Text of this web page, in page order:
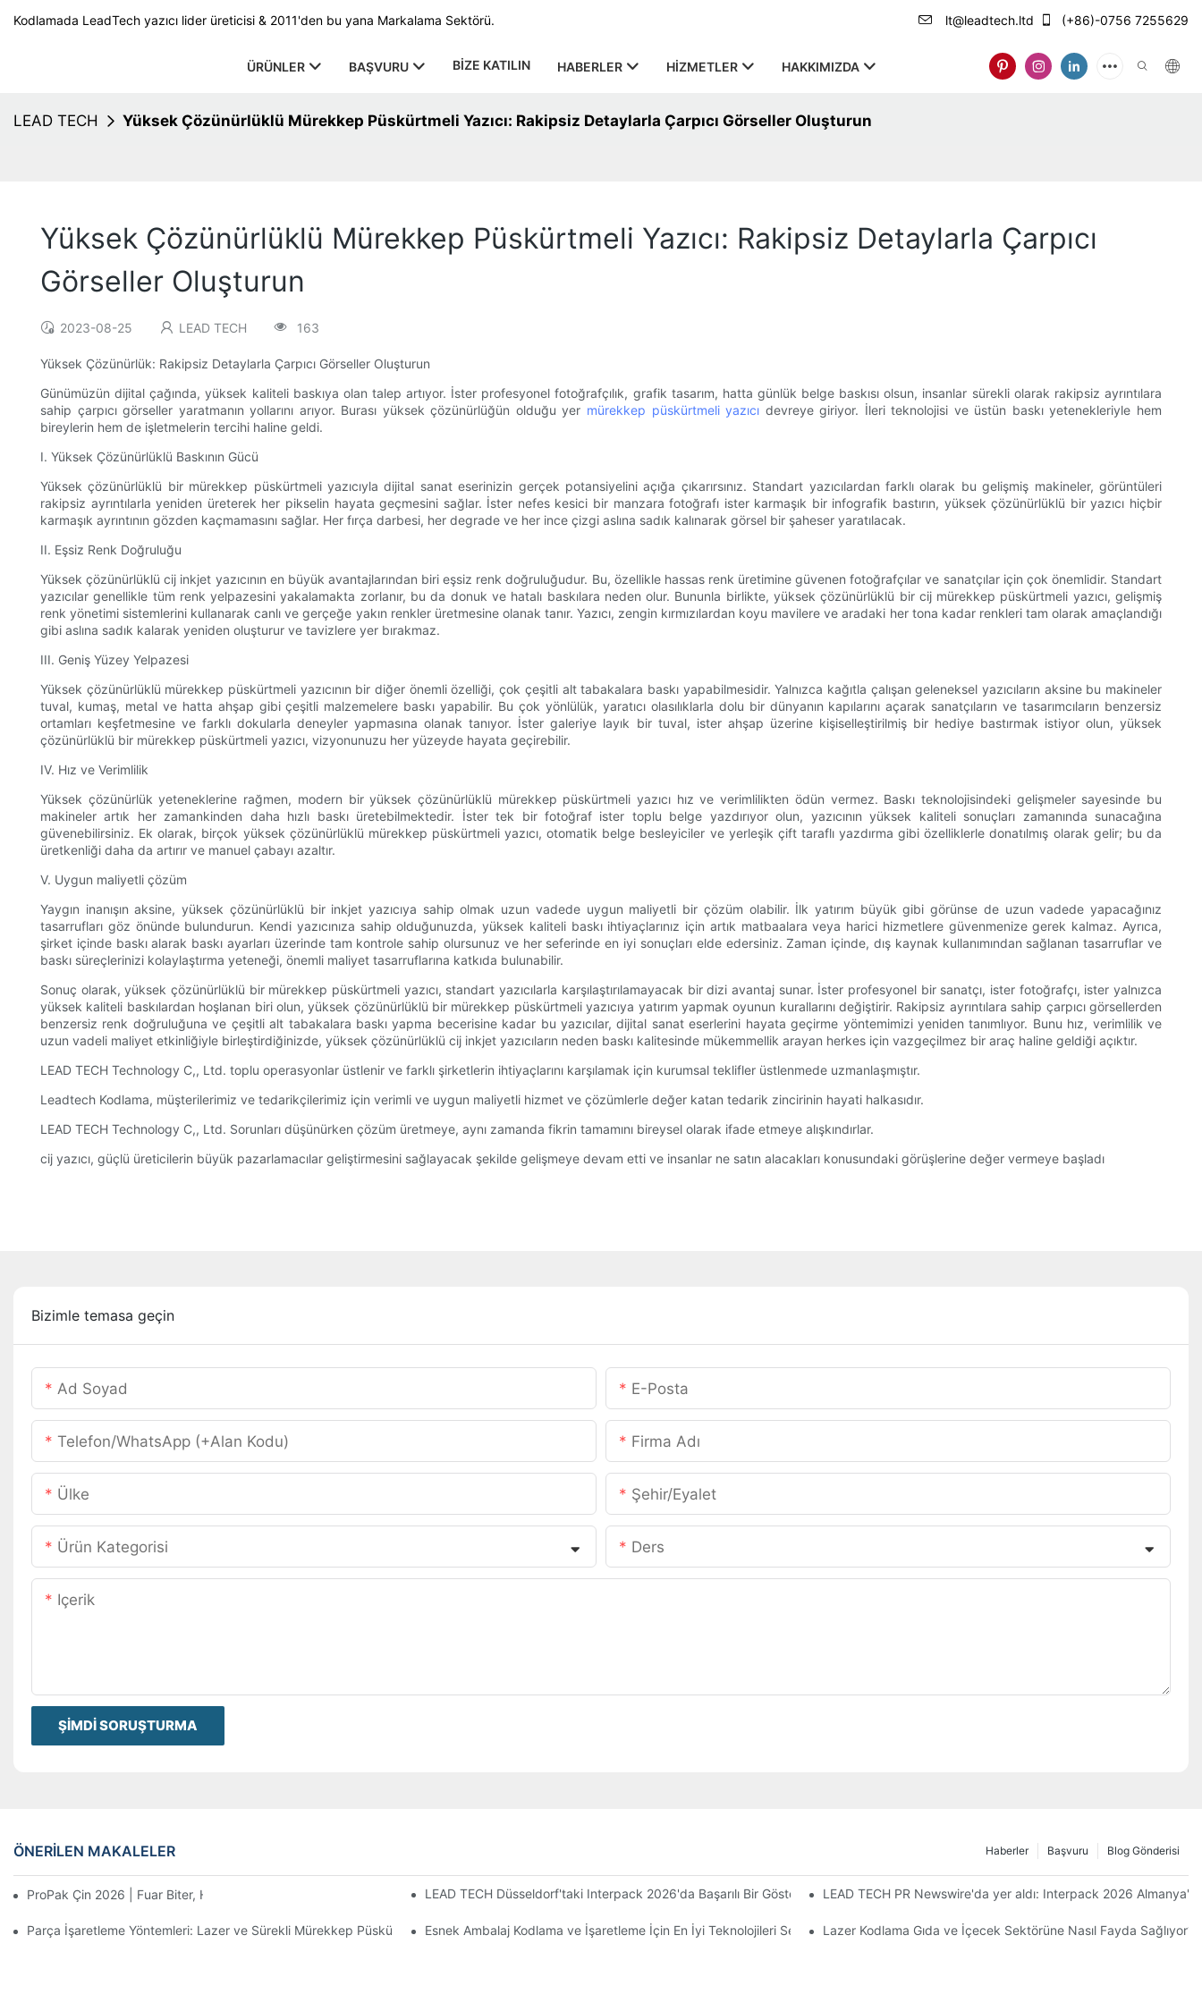
Kodlamada LeadTech yazıcı lider üreticisi & 2011'den bu yana Markalama Sektörü. lt@leadtech.ltd (+86)-0756 7255629
ÜRÜNLER BAŞVURU BIZE KATILIN HABERLER HIZMETLER HAKKIMIZDA
LEAD TECH Yüksek Çözünürlüklü Mürekkep Püskürtmeli Yazıcı: Rakipsiz Detaylarla Çarpıcı Görseller Oluşturun
Yüksek Çözünürlüklü Mürekkep Püskürtmeli Yazıcı: Rakipsiz Detaylarla Çarpıcı
Görseller Oluşturun
2023-08-25 LEAD TECH 163
Yüksek Çözünürlük: Rakipsiz Detaylarla Çarpıcı Görseller Oluşturun
Günümüzün dijital çağında, yüksek kaliteli baskıya olan talep artıyor. İster profesyonel fotoğrafçılık, grafik tasarım, hatta günlük belge baskısı olsun, insanlar sürekli olarak rakipsiz ayrıntılara
sahip çarpıcı görseller yaratmanın yollarını arıyor. Burası yüksek çözünürlüğün olduğu yer mürekkep püskürtmeli yazıcı devreye giriyor. İleri teknolojisi ve üstün baskı yetenekleriyle hem
bireylerin hem de işletmelerin tercihi haline geldi.
I. Yüksek Çözünürlüklü Baskının Gücü
Yüksek çözünürlüklü bir mürekkep püskürtmeli yazıcıyla dijital sanat eserinizin gerçek potansiyelini açığa çıkarırsınız. Standart yazıcılardan farklı olarak bu gelişmiş makineler, görüntüleri
rakipsiz ayrıntılarla yeniden üreterek her pikselin hayata geçmesini sağlar. İster nefes kesici bir manzara fotoğrafı ister karmaşık bir infografik bastırın, yüksek çözünürlüklü bir yazıcı hiçbir
karmaşık ayrıntının gözden kaçmamasını sağlar. Her fırça darbesi, her degrade ve her ince çizgi aslına sadık kalınarak görsel bir şaheser yaratılacak.
II. Eşsiz Renk Doğruluğu
Yüksek çözünürlüklü cij inkjet yazıcının en büyük avantajlarından biri eşsiz renk doğruluğudur. Bu, özellikle hassas renk üretimine güvenen fotoğrafçılar ve sanatçılar için çok önemlidir. Standart
yazıcılar genellikle tüm renk yelpazesini yakalamakta zorlanır, bu da donuk ve hatalı baskılara neden olur. Bununla birlikte, yüksek çözünürlüklü bir cij mürekkep püskürtmeli yazıcı, gelişmiş
renk yönetimi sistemlerini kullanarak canlı ve gerçeğe yakın renkler üretmesine olanak tanır. Yazıcı, zengin kırmızılardan koyu mavilere ve aradaki her tona kadar renkleri tam olarak amaçlandığı
gibi aslına sadık kalarak yeniden oluşturur ve tavizlere yer bırakmaz.
III. Geniş Yüzey Yelpazesi
Yüksek çözünürlüklü mürekkep püskürtmeli yazıcının bir diğer önemli özelliği, çok çeşitli alt tabakalara baskı yapabilmesidir. Yalnızca kağıtla çalışan geleneksel yazıcıların aksine bu makineler
tuval, kumaş, metal ve hatta ahşap gibi çeşitli malzemelere baskı yapabilir. Bu çok yönlülük, yaratıcı olasılıklarla dolu bir dünyanın kapılarını açarak sanatçıların ve tasarımcıların benzersiz
ortamları keşfetmesine ve farklı dokularla deneyler yapmasına olanak tanıyor. İster galeriye layık bir tuval, ister ahşap üzerine kişiselleştirilmiş bir hediye bastırmak istiyor olun, yüksek
çözünürlüklü bir mürekkep püskürtmeli yazıcı, vizyonunuzu her yüzeyde hayata geçirebilir.
IV. Hız ve Verimlilik
Yüksek çözünürlük yeteneklerine rağmen, modern bir yüksek çözünürlüklü mürekkep püskürtmeli yazıcı hız ve verimlilikten ödün vermez. Baskı teknolojisindeki gelişmeler sayesinde bu
makineler artık her zamankinden daha hızlı baskı üretebilmektedir. İster tek bir fotoğraf ister toplu belge yazdırıyor olun, yazıcının yüksek kaliteli sonuçları zamanında sunacağına
güvenebilirsiniz. Ek olarak, birçok yüksek çözünürlüklü mürekkep püskürtmeli yazıcı, otomatik belge besleyiciler ve yerleşik çift taraflı yazdırma gibi özelliklerle donatılmış olarak gelir; bu da
üretkenliği daha da artırır ve manuel çabayı azaltır.
V. Uygun maliyetli çözüm
Yaygın inanışın aksine, yüksek çözünürlüklü bir inkjet yazıcıya sahip olmak uzun vadede uygun maliyetli bir çözüm olabilir. İlk yatırım büyük gibi görünse de uzun vadede yapacağınız
tasarrufları göz önünde bulundurun. Kendi yazıcınıza sahip olduğunuzda, yüksek kaliteli baskı ihtiyaçlarınız için artık matbaalara veya harici hizmetlere güvenmenize gerek kalmaz. Ayrıca,
şirket içinde baskı alarak baskı ayarları üzerinde tam kontrole sahip olursunuz ve her seferinde en iyi sonuçları elde edersiniz. Zaman içinde, dış kaynak kullanımından sağlanan tasarruflar ve
baskı süreçlerinizi kolaylaştırma yeteneği, önemli maliyet tasarruflarına katkıda bulunabilir.
Sonuç olarak, yüksek çözünürlüklü bir mürekkep püskürtmeli yazıcı, standart yazıcılarla karşılaştırılamayacak bir dizi avantaj sunar. İster profesyonel bir sanatçı, ister fotoğrafçı, ister yalnızca
yüksek kaliteli baskılardan hoşlanan biri olun, yüksek çözünürlüklü bir mürekkep püskürtmeli yazıcıya yatırım yapmak oyunun kurallarını değiştirir. Rakipsiz ayrıntılara sahip çarpıcı görsellerden
benzersiz renk doğruluğuna ve çeşitli alt tabakalara baskı yapma becerisine kadar bu yazıcılar, dijital sanat eserlerini hayata geçirme yöntemimizi yeniden tanımlıyor. Bunu hız, verimlilik ve
uzun vadeli maliyet etkinliğiyle birleştirdiğinizde, yüksek çözünürlüklü cij inkjet yazıcıların neden baskı kalitesinde mükemmellik arayan herkes için vazgeçilmez bir araç haline geldiği açıktır.
LEAD TECH Technology C,, Ltd. toplu operasyonlar üstlenir ve farklı şirketlerin ihtiyaçlarını karşılamak için kurumsal teklifler üstlenmede uzmanlaşmıştır.
Leadtech Kodlama, müşterilerimiz ve tedarikçilerimiz için verimli ve uygun maliyetli hizmet ve çözümlerle değer katan tedarik zincirinin hayati halkasıdır.
LEAD TECH Technology C,, Ltd. Sorunları düşünürken çözüm üretmeye, aynı zamanda fikrin tamamını bireysel olarak ifade etmeye alışkındırlar.
cij yazıcı, güçlü üreticilerin büyük pazarlamacılar geliştirmesini sağlayacak şekilde gelişmeye devam etti ve insanlar ne satın alacakları konusundaki görüşlerine değer vermeye başladı
Bizimle temasa geçin
Ad Soyad E-Posta
Telefon/WhatsApp (+alan Kodu) Firma Adı
Ülke Şehir/eyalet
Ürün Kategorisi Ders
Içerik
ŞIMDI SORUŞTURMA
ÖNERILEN MAKALELER Blog Gönderisi
Başvuru
Haberler
ProPak Çin 2026 | Fuar Biter, Hizmetimiz Bitmez LEAD TECH Düsseldorf'taki Interpack 2026'da Başarılı Bir Gösteriyi TamamladıLEAD TECH PR Newswire'da yer aldı: Interpack 2026
Parça İşaretleme Yöntemleri: Lazer ve Sürekli Mürekkep Püskürtmeli Esnek Ambalaj Kodlama ve İşaretleme İçin En İyi Teknolojileri SeçmekLazer Kodlama Gıda ve İçecek Sektörüne Nasıl Fayda Sağlıyor?